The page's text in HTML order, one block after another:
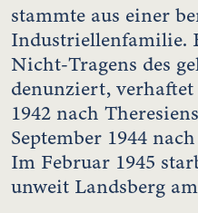
stammte aus einer
Industriellenfamilie.
Nicht-Tragens des
denunziert,
1942 nach
September 1944
Im Februar 1945
unweit Landsberg